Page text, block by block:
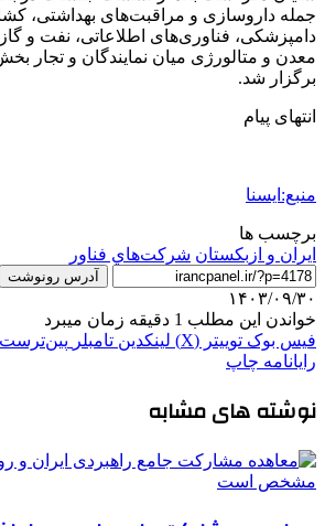
جمله داروسازی و مراقبت‌های بهداشتی،
دامپزشکی، فناوری‌های اطلاعاتی، نفت و
برگزار شد.
انتهای پیام
منبع:ایسنا
برچسب ها
ایران و ازبکستان شركت‌هاي فناور
آدرس رونوشت
۱۴۰۳/۰۹/۳۰
خواندن این مطلب 1 دقیقه زمان میبرد
فیس بوک توییتر (X) لینکدین ‫تامبلر ‫پین‌ترست
رایانامه چاپ
نوشته های مشابه